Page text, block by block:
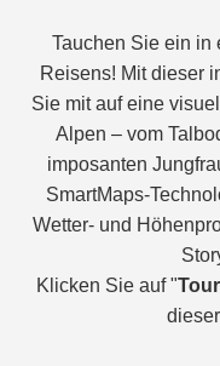
Tauchen Sie ein in
Reisens! Mit dieser
Sie mit auf eine
Alpen – vom
imposanten
SmartMaps-
Wetter- und
Klicken Sie auf "